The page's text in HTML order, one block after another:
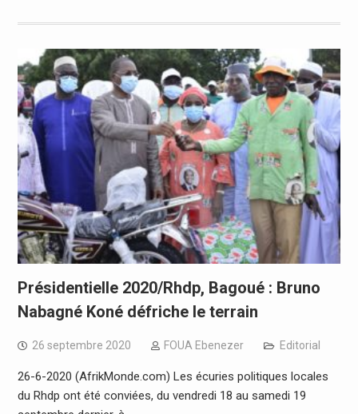
Présidentielle 2020/Rhdp, Bagoué : Bruno
Nabagné Koné défriche le terrain
26 septembre 2020 FOUA Ebenezer Editorial
26-6-2020 (AfrikMonde.com) Les écuries politiques locales
du Rhdp ont été conviées, du vendredi 18 au samedi 19